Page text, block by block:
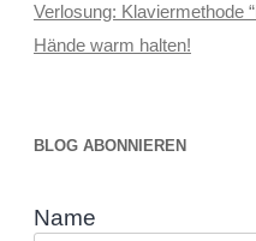
Verlosung: Klaviermethode
Hände warm halten!
BLOG ABONNIEREN
Name